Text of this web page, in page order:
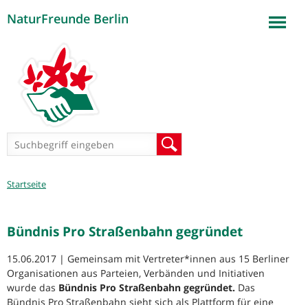
NaturFreunde Berlin
Suchformular
Sie
Startseite
Bündnis Pro Straßenbahn gegründet
15.06.2017 | Gemeinsam mit Vertreter*innen aus 15 Berliner
Organisationen aus Parteien, Verbänden und Initiativen
wurde das Bündnis Pro Straßenbahn gegründet. Das
Bündnis Pro Straßenbahn sieht sich als Plattform für eine